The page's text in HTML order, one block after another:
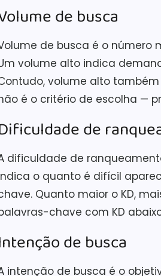
de busca
de busca é o número
volume alto indica
volume alto
é o critério de escolha —
de
dificuldade de
o quanto é difícil
Quanto maior o KD,
chave com KD
de busca
intenção de busca é o